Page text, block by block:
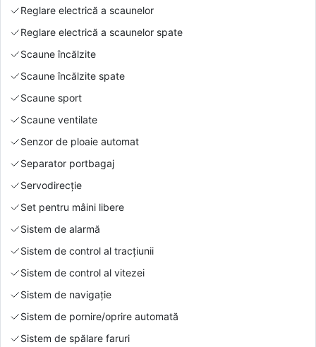
Reglare electrică a scaunelor
Reglare electrică a scaunelor spate
Scaune încălzite
Scaune încălzite spate
Scaune sport
Scaune ventilate
Senzor de ploaie automat
Separator portbagaj
Servodirecție
Set pentru mâini libere
Sistem de alarmă
Sistem de control al tracțiunii
Sistem de control al vitezei
Sistem de navigație
Sistem de pornire/oprire automată
Sistem de spălare faruri